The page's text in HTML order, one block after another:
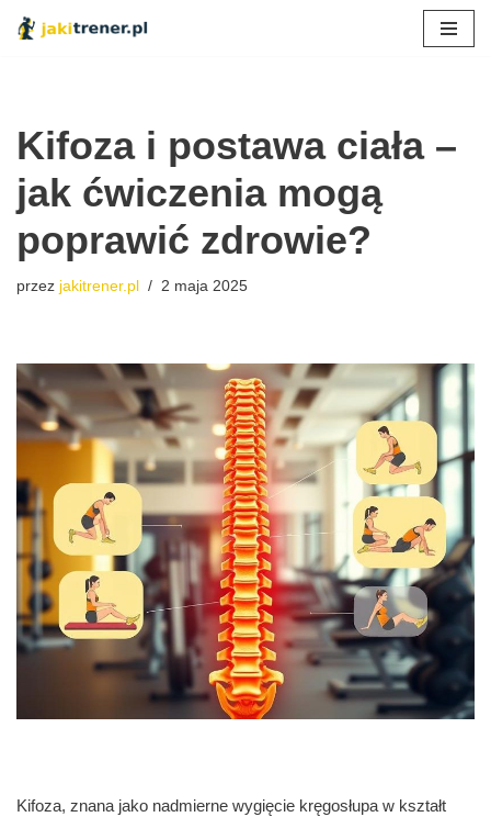
Kifoza i postawa ciała –
jak ćwiczenia mogą
poprawić zdrowie?
przez jakitrener.pl 2 maja 2025
Kifoza, znana jako nadmierne wygięcie kręgosłupa w kształt